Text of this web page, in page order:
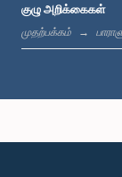
குழு அறிக்கைகள்
முதற்பக்கம்